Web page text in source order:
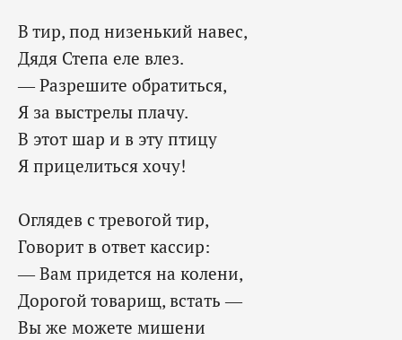
В тир, под низенький навес,
Дядя Степа еле влез.
— Разрешите обратиться,
Я за выстрелы плачу.
В этот шар и в эту птицу
Я прицелиться хочу!
Оглядев с тревогой тир,
Говорит в ответ кассир:
— Вам придется на колени,
Дорогой товарищ, встать —
Вы же можете мишени